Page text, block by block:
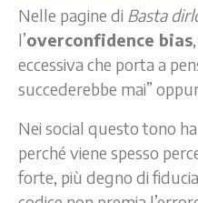
Nelle pagine di Basta
l’overconfidence bias
eccessiva che porta a
succederebbe mai”
Nei social questo tono
perché viene spesso
forte, più degno di